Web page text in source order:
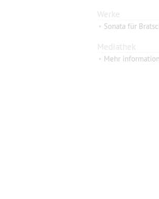
Werke
• Sonata für
Mediathek
• Mehr